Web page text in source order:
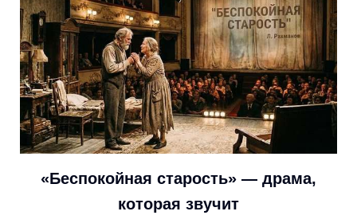
«Беспокойная старость» — драма,
которая звучит